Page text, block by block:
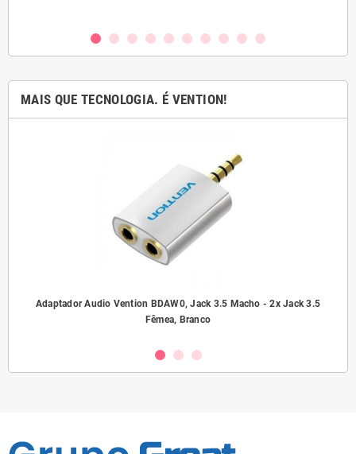
MAIS QUE TECNOLOGIA. É VENTION!
Adaptador Audio Vention BDAW0, Jack 3.5 Macho - 2x Jack 3.5
Fêmea, Branco